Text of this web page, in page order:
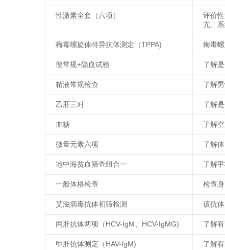
性激素全套（六项）
评价
亢、
梅毒螺旋体特异抗体测定（TPPA) 梅毒
便常规+隐血试验 了解
精液常规检查 了解
乙肝三对 了解
血糖 了解
微量元素六项 了解
地中海贫血筛查组合一 了解
一般体格检查 检查
艾滋病毒抗体初筛检测 该抗
丙肝抗体两项（HCV-IgM、HCV-IgMG) 了解
甲肝抗体测定（HAV-IgM) 了解